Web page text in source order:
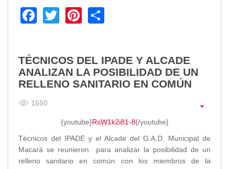
Facebook
TwitterPinterest
TÉCNICOS DEL IPADE Y ALCADE
ANALIZAN LA POSIBILIDAD DE UN
RELLENO SANITARIO EN COMÚN
1550
{youtube}RsW1k2i81-8{/youtube}
Técnicos del IPADE y el Alcade del G.A.D. Municipal de
Macará se reunieron para analizar la posibilidad de un
relleno sanitario en común con los miembros de la
2020
2019
2016
Protección de Derechos
Empresa Pública de Vivienda
2021
2015
CPCCS